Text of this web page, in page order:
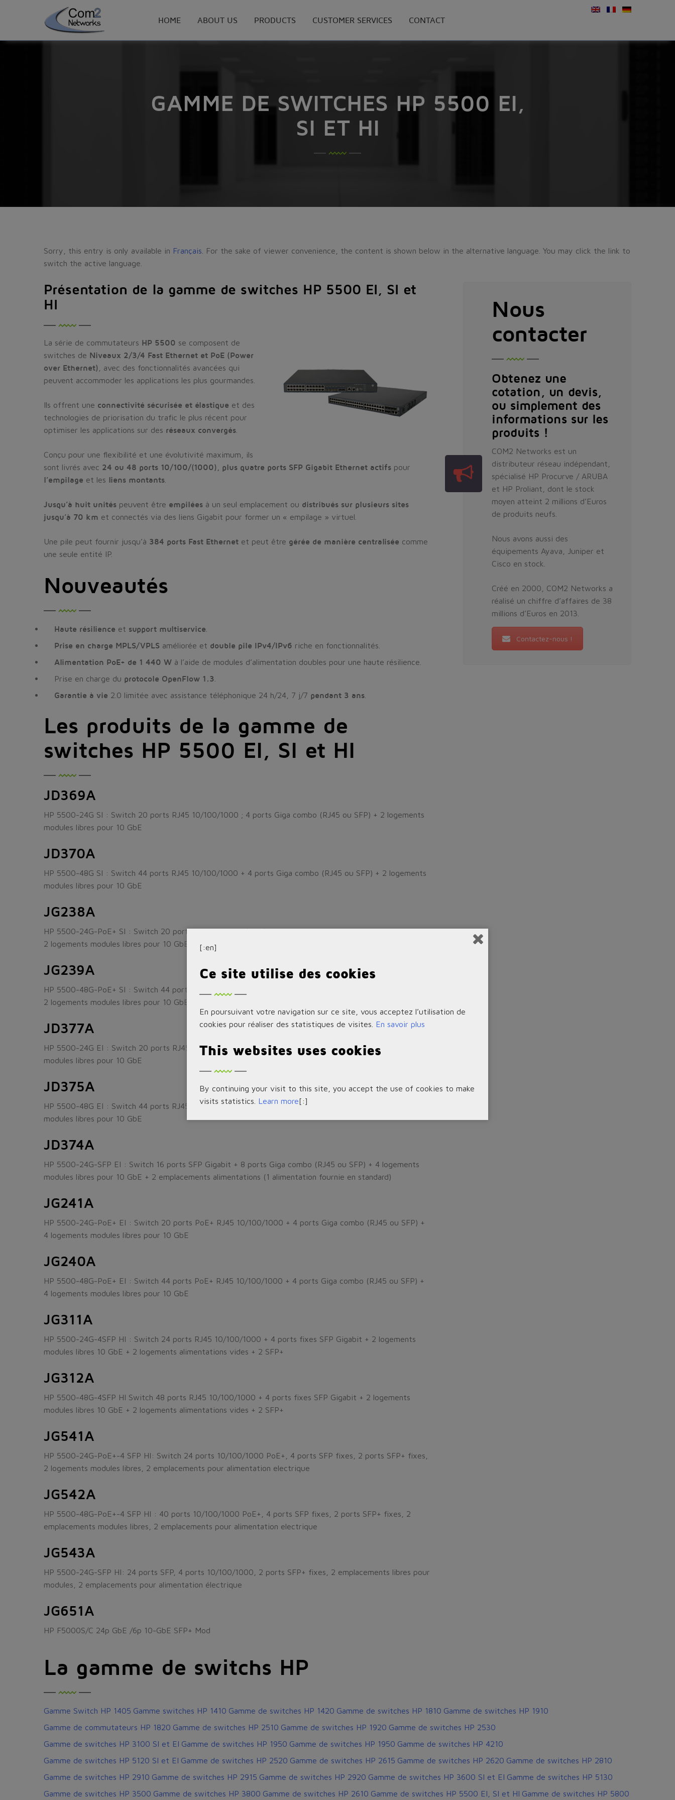
HOME ABOUT US PRODUCTS CUSTOMER SERVICES CONTACT
GAMME DE SWITCHES HP 5500 EI,
SI ET HI
Sorry, this entry is only available in Français . For the sake of viewer convenience, the content is shown below in the alternative language. You may click the link to
switch the active language.
Présentation de la gamme de switches HP 5500 EI, SI et
HI
La série de commutateurs HP 5500 se composent de
switches de Niveaux 2/3/4 Fast Ethernet et PoE (Power
over Ethernet)
, avec des fonctionnalités avancées qui
peuvent accommoder les applications les plus gourmandes.
Ils offrent une connectivité sécurisée et élastique et des
technologies de priorisation du trafic le plus récent pour
optimiser les applications sur des réseaux convergés
Conçu pour une flexibilité et une évolutivité maximum, ils
sont livrés avec 24 ou 48 ports 10/100/(1000), plus quatre ports SFP Gigabit Ethernet actifs pour
l’empilage et les liens montants
Jusqu’à huit unités peuvent être empilées à un seul emplacement ou distribués sur plusieurs sites
jusqu’à 70 km et connectés via des liens Gigabit pour former un « empilage » virtuel.
Une pile peut fournir jusqu’à 384 ports Fast Ethernet et peut être gérée de manière centralisée comme
une seule entité IP.
Nouveautés
Haute résilience et support multiservice
Prise en charge MPLS/VPLS améliorée et double pile IPv4/IPv6 riche en fonctionnalités.
Alimentation PoE+ de 1 440 W à l’aide de modules d’alimentation doubles pour une haute résilience.
Prise en charge du protocole OpenFlow 1.3
Garantie à vie 2.0 limitée avec assistance téléphonique 24 h/24, 7 j/7 pendant 3 ans
Les produits de la gamme de
switches HP 5500 EI, SI et HI
JD369A
HP 5500-24G SI : Switch 20 ports RJ45 10/100/1000 ; 4 ports Giga combo (RJ45 ou SFP) + 2 logements
modules libres pour 10 GbE
JD370A
HP 5500-48G SI : Switch 44 ports RJ45 10/100/1000 + 4 ports Giga combo (RJ45 ou SFP) + 2 logements
modules libres pour 10 GbE
JG238A
HP 5500-24G-PoE+ SI : Switch 20 ports PoE+ RJ45 10/100/1000 + 4 ports Giga combo (RJ45 ou SFP) +
2 logements modules libres pour 10 GbE
JG239A
HP 5500-48G-PoE+ SI : Switch 44 ports PoE+ RJ45 10/100/1000 + 4 ports Giga combo (RJ45 ou SFP) +
2 logements modules libres pour 10 GbE
JD377A
HP 5500-24G EI : Switch 20 ports RJ45 10/100/1000 + 4 ports Giga combo (RJ45 ou SFP) + 4 logements
modules libres pour 10 GbE
JD375A
HP 5500-48G EI : Switch 44 ports RJ45 10/100/1000 + 4 ports Giga combo (RJ45 ou SFP) + 4 logements
modules libres pour 10 GbE
JD374A
HP 5500-24G-SFP EI : Switch 16 ports SFP Gigabit + 8 ports Giga combo (RJ45 ou SFP) + 4 logements
modules libres pour 10 GbE + 2 emplacements alimentations (1 alimentation fournie en standard)
JG241A
HP 5500-24G-PoE+ EI : Switch 20 ports PoE+ RJ45 10/100/1000 + 4 ports Giga combo (RJ45 ou SFP) +
4 logements modules libres pour 10 GbE
JG240A
HP 5500-48G-PoE+ EI : Switch 44 ports PoE+ RJ45 10/100/1000 + 4 ports Giga combo (RJ45 ou SFP) +
4 logements modules libres pour 10 GbE
JG311A
HP 5500-24G-4SFP HI : Switch 24 ports RJ45 10/100/1000 + 4 ports fixes SFP Gigabit + 2 logements
modules libres 10 GbE + 2 logements alimentations vides + 2 SFP+
JG312A
HP 5500-48G-4SFP HI Switch 48 ports RJ45 10/100/1000 + 4 ports fixes SFP Gigabit + 2 logements
modules libres 10 GbE + 2 logements alimentations vides + 2 SFP+
JG541A
HP 5500-24G-PoE+-4 SFP HI: Switch 24 ports 10/100/1000 PoE+, 4 ports SFP fixes, 2 ports SFP+ fixes,
2 logements modules libres, 2 emplacements pour alimentation electrique
JG542A
HP 5500-48G-PoE+-4 SFP HI : 40 ports 10/100/1000 PoE+, 4 ports SFP fixes, 2 ports SFP+ fixes, 2
emplacements modules libres, 2 emplacements pour alimentation electrique
JG543A
HP 5500-24G-SFP HI: 24 ports SFP, 4 ports 10/100/1000, 2 ports SFP+ fixes, 2 emplacements libres pour
modules, 2 emplacements pour alimentation électrique
JG651A
HP F5000S/C 24p GbE /6p 10-GbE SFP+ Mod
Nous
contacter
Obtenez une
cotation, un devis,
ou simplement des
informations sur les
produits !
COM2 Networks est un
distributeur réseau indépendant,
spécialisé HP Procurve / ARUBA
et HP Proliant, dont le stock
moyen atteint 2 millions d’Euros
de produits neufs.
Nous avons aussi des
équipements Ayava, Juniper et
Cisco en stock.
Créé en 2000, COM2 Networks a
réalisé un chiffre d’affaires de 38
millions d’Euros en 2013.
Contactez-nous !
La gamme de switchs HP
Gamme Switch HP 1405 Gamme switches HP 1410 Gamme de switches HP 1420 Gamme de switches HP 1810 Gamme de switches HP 1910
Gamme de commutateurs HP 1820 Gamme de switches HP 2510 Gamme de switches HP 1920 Gamme de switches HP 2530
Gamme de switches HP 3100 SI et EI Gamme de switches HP 1950 Gamme de switches HP 1950 Gamme de switches HP 4210
Gamme de switches HP 5120 SI et EI Gamme de switches HP 2520 Gamme de switches HP 2615 Gamme de switches HP 2620 Gamme de switches HP 2810
Gamme de switches HP 2910 Gamme de switches HP 2915 Gamme de switches HP 2920 Gamme de switches HP 3600 SI et EI Gamme de switches HP 5130
Gamme de switches HP 3500 Gamme de switches HP 3800 Gamme de switches HP 2610 Gamme de switches HP 5500 EI, SI et HI Gamme de switches HP 5800
[:en]
Ce site utilise des cookies
En poursuivant votre navigation sur ce site, vous acceptez l’utilisation de
cookies pour réaliser des statistiques de visites. En savoir plus
This websites uses cookies
By continuing your visit to this site, you accept the use of cookies to make
visits statistics. Learn more[:]